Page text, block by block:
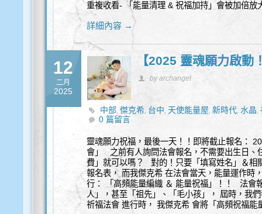
重複收看- 「能量清理 & 祝福加持」會被加倍放
詳細內容 →
12
二月
2025
【2025 靈魂願力啟
by archangel
中部,傑克希, 台中, 天使能量屋,新時代,水晶,
靈
0 篇留言
靈魂願力祝福，最後一天！！即將截止報名：
會」 之前有人詢問法會報名，不需要出生日、
費」就可以嗎？ 對的！只要「填寫姓名」＆相
報名表， 而我傑克希 在法會當天，能量運作時
行： 「高頻能量編織 ＆ 能量祝福」！！ 法會
人」，甚至「祖先」、「毛小孩」， 屆時，我
祈福法會 進行時， 我傑克希 會將「高頻祝福能